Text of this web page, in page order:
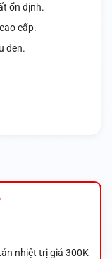
ổn định.
cấp.
đen.
nhiệt trị giá 300K